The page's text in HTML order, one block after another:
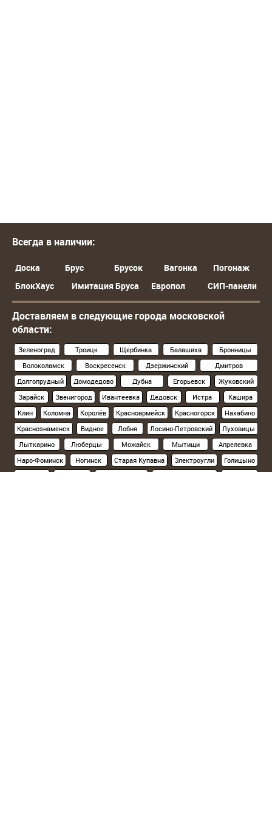
Всегда в наличии:
Доска Брус Брусок Вагонка
Погонаж
БлокХаус
Имитация Бруса Европол СИП-панели
Доставляем в следующие города московской
области:
Зеленоград Троицк Щербинка Балашиха
Бронницы
Волоколамск
Воскресенск Дзержинский
Дмитров
Долгопрудный
Домодедово Дубна Егорьевск
Жуковский
Зарайск
Звенигород Ивантеевка Дедовск Истра
Кашира
Клин
Коломна Королёв Красноармейск Красногорск
Нахабино
Краснознаменск
Видное Лобня Лосино-Петровский
Луховицы
Лыткарино
Люберцы Можайск Мытищи
Апрелевка
Наро-Фоминск
Ногинск Старая Купавна Электроугли
Голицыно